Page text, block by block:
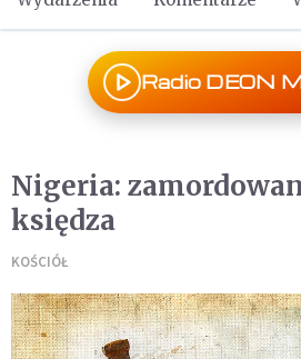
Radio DEON
Nigeria:
księdza
KOŚCIÓŁ